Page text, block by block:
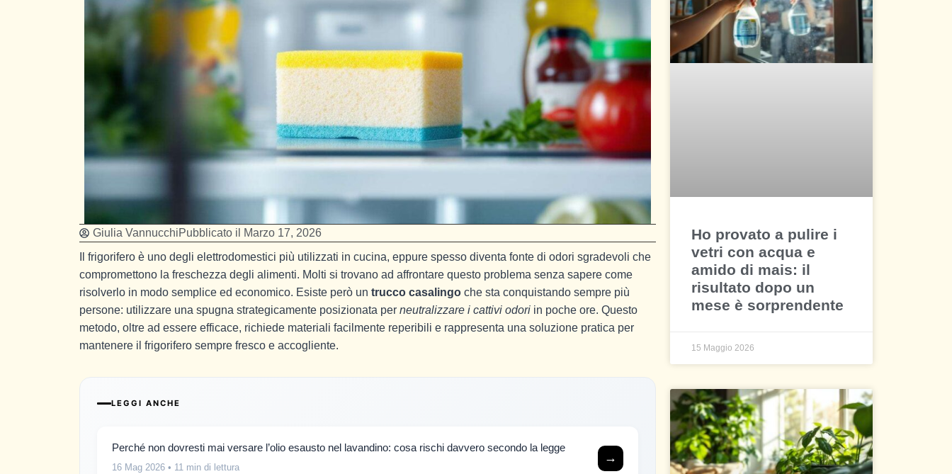
Ho provato a pulire i
vetri con acqua e
amido di mais: il
risultato dopo un
mese è sorprendente
15 Maggio 2026
Giulia VannucchiPubblicato il
Marzo 17, 2026
Il frigorifero è uno degli elettrodomestici più utilizzati in cucina, eppure spesso diventa fonte di odori sgradevoli che
compromettono la freschezza degli alimenti. Molti si trovano ad affrontare questo problema senza sapere come
risolverlo in modo semplice ed economico. Esiste però un trucco casalingo che sta conquistando sempre più
persone: utilizzare una spugna strategicamente posizionata per neutralizzare i cattivi odori in poche ore. Questo
metodo, oltre ad essere efficace, richiede materiali facilmente reperibili e rappresenta una soluzione pratica per
mantenere il frigorifero sempre fresco e accogliente.
LEGGI ANCHE
Perché non dovresti mai versare l’olio esausto nel lavandino: cosa rischi davvero secondo la legge
16 Mag 2026 • 11 min di lettura
→